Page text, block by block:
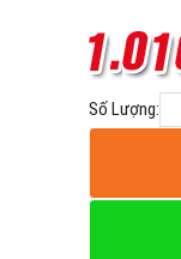
Số Lượng: